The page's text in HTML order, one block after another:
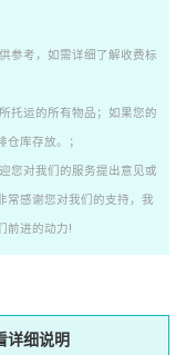
参考，如需详细了解收费标
托运的所有物品；如果您的
库存放。；
您对我们的服务提出意见或
常感谢您对我们的支持，我
前进的动力!
详细说明